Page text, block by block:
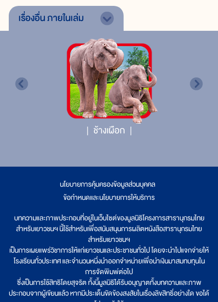
เรื่องอื่นภายในเล่ม
ช้างเผือก
นโยบายการคุ้มครองข้อมูลส่วนบุคคล
ข้อกำหนดและนโยบายการให้บริการ
บทความและภาพประกอบที่อยู่ในเว็บไซต์ของมูลนิธิโครงการสารานุกรมไทย
สำหรับเยาวชนฯ นี้ใช้สำหรับเพื่อสนับสนุนการผลิตหนังสือสารานุกรมไทย
สำหรับเยาวชนฯ
เป็นการเผยแพร่วิชาการให้แก่เยาวชนและประชาชนทั่วไป โดยจะนำไปแจกจ่ายให้
โรงเรียนทั่วประเทศ และจำนวนหนึ่งนำออกจำหน่ายเพื่อนำเงินมาสมทบทุนใน
การจัดพิมพ์ต่อไป
ซึ่งเป็นการใช้สิทธิโดยสุจริต ทั้งนี้มูลนิธิได้รับอนุญาตทั้งบทความและภาพ
ประกอบจากผู้เขียนแล้ว หากมีประเด็นขัดข้องสงสัยในเรื่องลิขสิทธิ์อย่างใด ขอได้